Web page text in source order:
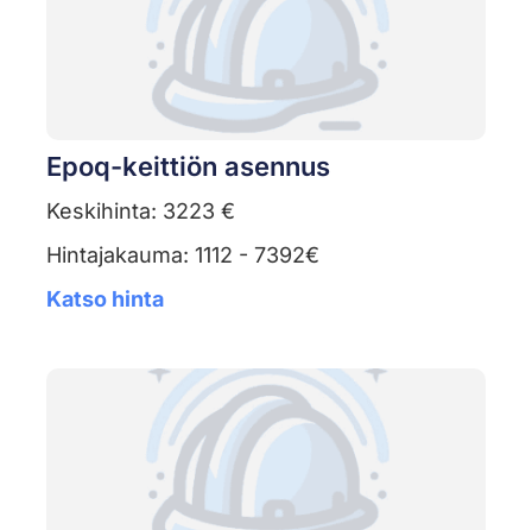
Epoq-keittiön asennus
Keskihinta: 3223 €
Hintajakauma: 1112 - 7392€
Katso hinta